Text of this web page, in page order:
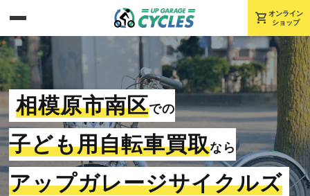
shopping_cart オンライン
ショップ
相模原市南区での
子ども用自転車買取なら
アップガレージサイクルズ